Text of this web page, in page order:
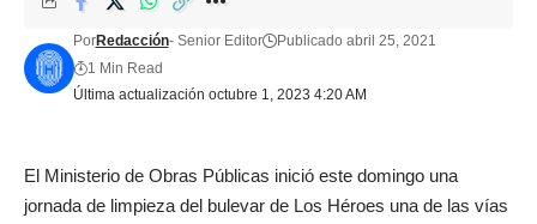
Última actualización octubre 1, 2023 4:20 AM
PorRedacción- Senior Editor
Publicado abril 25, 2021
1 Min Read
El Ministerio de Obras Públicas inició este domingo una
jornada de limpieza del bulevar de Los Héroes una de las vías